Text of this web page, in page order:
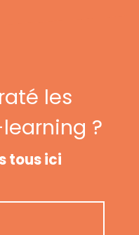
les
?
tous ici